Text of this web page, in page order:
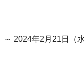
2024年2月21日（水